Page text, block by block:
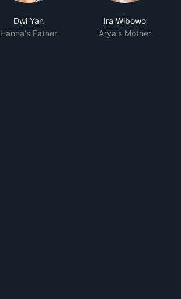
Dwi Yan
Hanna's Father
Ira Wibowo
Arya's Mother